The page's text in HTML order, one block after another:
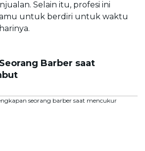
Selain itu, profesi ini
untuk berdiri untuk waktu
Barber saat